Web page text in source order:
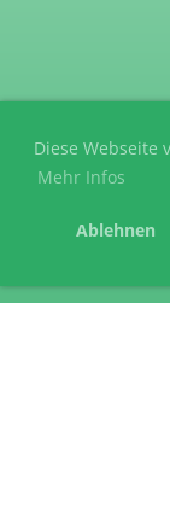
Diese Webseite
Mehr Infos
Ablehnen